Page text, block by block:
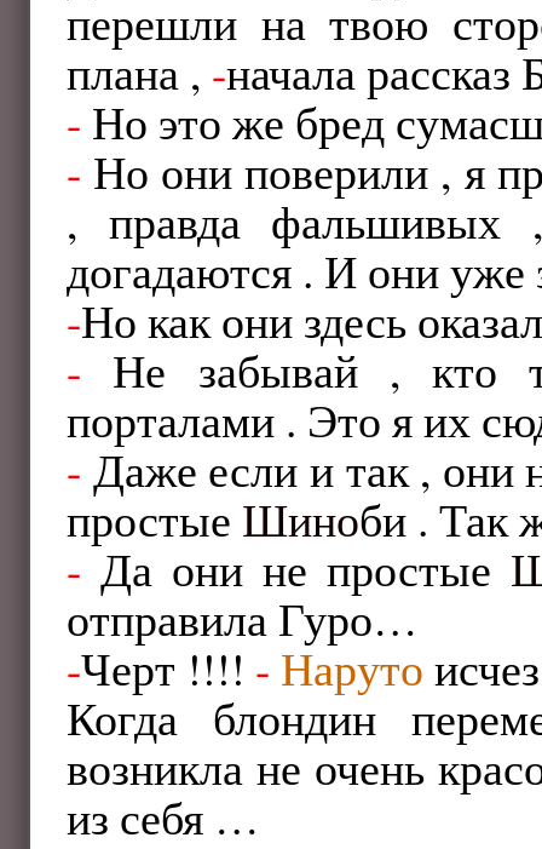
перешли на твою
плана , -начала рассказ
- Но это же бред
- Но они поверили , я
, правда
догадаются . И они уже
-Но как они здесь
- Не забывай , кто
порталами . Это я их
- Даже если и так , они
простые Шиноби . Так
- Да они не простые
отправила Гуро…
-Черт !!!! - Наруто
Когда блондин
возникла не очень
из себя …